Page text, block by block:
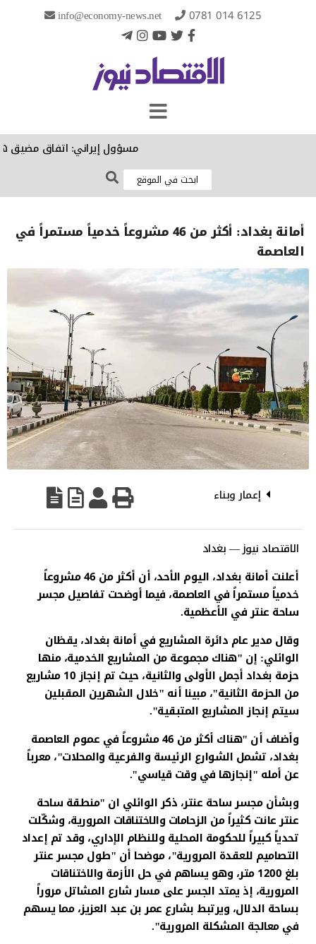
info@economy-news.net 0781 014 6125
مسؤول إيراني: اتفاق مضيق
أمانة بغداد: أكثر من 46 مشروعاً خدمياً مستمراً في
العاصمة
إعمار وبناء
الاقتصاد نيوز — بغداد
أعلنت أمانة بغداد، اليوم الأحد، أن أكثر من 46 مشروعاً
خدمياً مستمراً في العاصمة، فيما أوضحت تفاصيل مجسر
ساحة عنتر في الأعظمية.
وقال مدير عام دائرة المشاريع في أمانة بغداد، يقظان
الوائلي: إن "هناك مجموعة من المشاريع الخدمية، منها
حزمة بغداد أجمل الأولى والثانية، حيث تم إنجاز 10 مشاريع
من الحزمة الثانية"، مبينا أنه "خلال الشهرين المقبلين
سيتم إنجاز المشاريع المتبقية".
وأضاف أن "هناك أكثر من 46 مشروعاً في عموم العاصمة
بغداد، تشمل الشوارع الرئيسة والفرعية والمحلات"، معرباً
عن أمله "إنجازها في وقت قياسي".
وبشأن مجسر ساحة عنتر، ذكر الوائلي ان "منطقة ساحة
عنتر عانت كثيراً من الزحامات والاختناقات المرورية، وشكّلت
تحدياً كبيراً للحكومة المحلية وللنظام الإداري، وقد تم إعداد
التصاميم للعقدة المرورية"، موضحا أن "طول مجسر عنتر
بلغ 1200 متر، وهو يساهم في حل الأزمة والاختناقات
المرورية، إذ يمتد الجسر على مسار شارع المشاتل مروراً
بساحة الدلال، ويرتبط بشارع عمر بن عبد العزيز، مما يسهم
في معالجة المشكلة المرورية".